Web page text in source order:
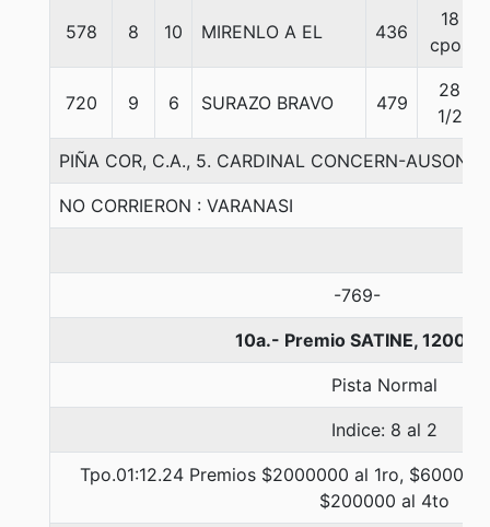
578 8 10 MIRENLO A EL 436
18
cpos
720 9 6 SURAZO BRAVO 479
28
1/2
PIÑA COR, C.A., 5. CARDINAL CONCERN-
NO CORRIERON : VARANASI
-769-
10a.- Premio SATINE, 1200
Pista Normal
Indice: 8 al 2
Tpo.01:12.24 Premios $2000000 al 1ro,
$200000 al 4to